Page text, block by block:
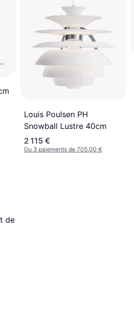
Louis Poulsen PH
Snowball Lustre 40cm
2 115 €
Ou 3 paiements de 705,00 €
de